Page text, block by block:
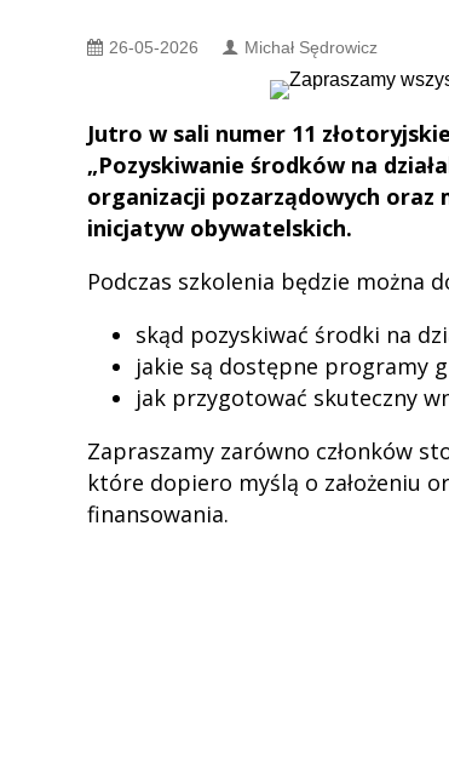
26-05-2026 Michał Sędrowicz
Jutro w sali numer 11
„Pozyskiwanie środków na
organizacji pozarządowych
inicjatyw obywatelskich.
Podczas szkolenia będzie można
skąd pozyskiwać środki na
jakie są dostępne programy
jak przygotować skuteczny
Zapraszamy zarówno członków
które dopiero myślą o założeniu
finansowania.